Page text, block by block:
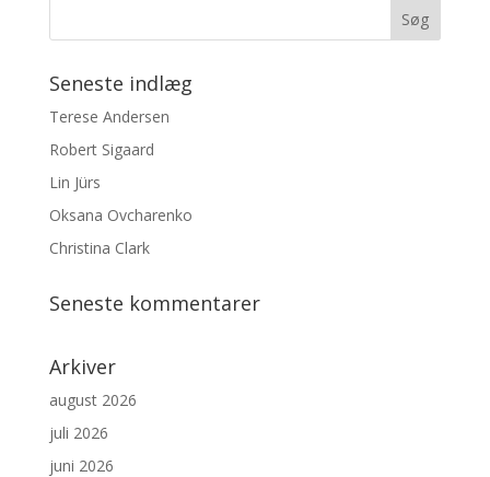
Seneste indlæg
Terese Andersen
Robert Sigaard
Lin Jürs
Oksana Ovcharenko
Christina Clark
Seneste kommentarer
Arkiver
august 2026
juli 2026
juni 2026